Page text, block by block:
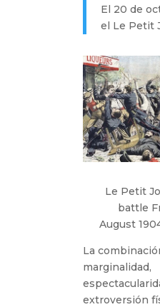
El 20 de
el Le Petit
Le Petit
battle
August
La
marginalidad,
extroversión